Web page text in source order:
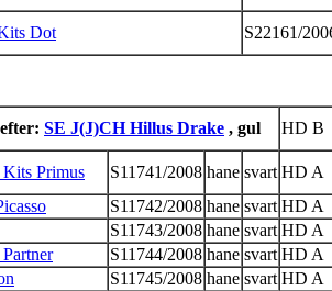
Dot S22161/
SE J(J)CH Hillus Drake , gul HD B
Primus S11741/2008 hane svart HD A
S11742/2008 hane svart HD A
S11743/2008 hane svart HD A
S11744/2008 hane svart HD A
S11745/2008 hane svart HD A